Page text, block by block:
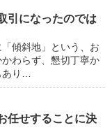
引になったのでは
傾斜地」という、お
わらず、懇切丁寧か
り…
任せすることに決